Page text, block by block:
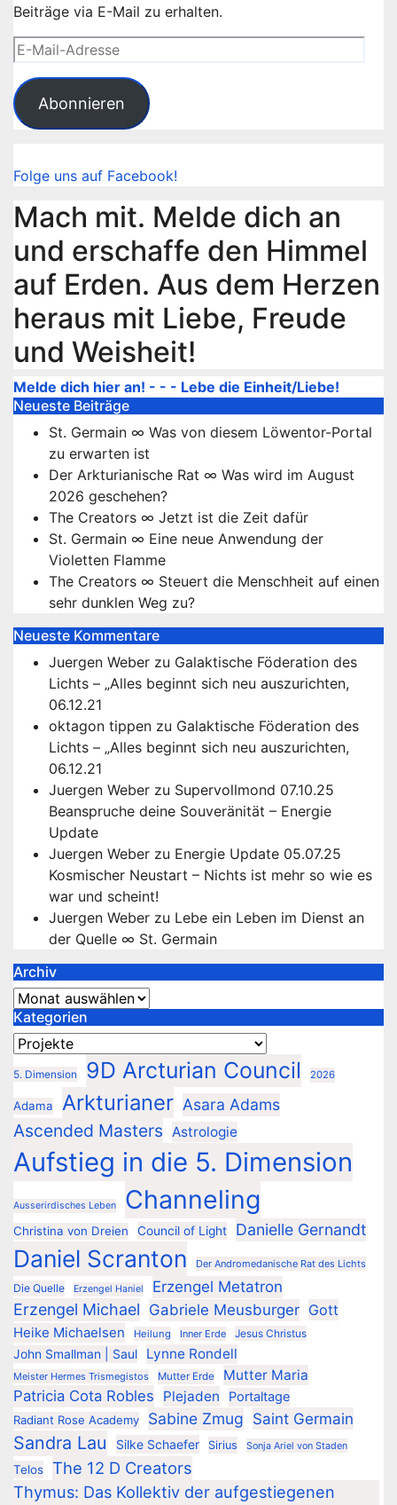
Beiträge via E-Mail zu erhalten.
E-
Mail-
Adresse
Abonnieren
Folge uns auf Facebook!
Mach mit. Melde dich an
und erschaffe den Himmel
auf Erden. Aus dem Herzen
heraus mit Liebe, Freude
und Weisheit!
Melde dich hier an! - - - Lebe die Einheit/Liebe!
Neueste Beiträge
St. Germain ∞ Was von diesem Löwentor-Portal
zu erwarten ist
Der Arkturianische Rat ∞ Was wird im August
2026 geschehen?
The Creators ∞ Jetzt ist die Zeit dafür
St. Germain ∞ Eine neue Anwendung der
Violetten Flamme
The Creators ∞ Steuert die Menschheit auf einen
sehr dunklen Weg zu?
Neueste Kommentare
Juergen Weber zu Galaktische Föderation des
Lichts – „Alles beginnt sich neu auszurichten,
06.12.21
oktagon tippen zu Galaktische Föderation des
Lichts – „Alles beginnt sich neu auszurichten,
06.12.21
Juergen Weber zu Supervollmond 07.10.25
Beanspruche deine Souveränität – Energie
Update
Juergen Weber zu Energie Update 05.07.25
Kosmischer Neustart – Nichts ist mehr so wie es
war und scheint!
Juergen Weber zu Lebe ein Leben im Dienst an
der Quelle ∞ St. Germain
Archiv
Archiv
Kategorien
Kategorien
5. Dimension 9D Arcturian Council 2026
Adama Arkturianer Asara Adams
Ascended Masters Astrologie
Aufstieg in die 5. Dimension
Ausserirdisches Leben Channeling
Christina von Dreien Council of Light Danielle Gernandt
Daniel Scranton Der Andromedanische Rat des Lichts
Die Quelle Erzengel Haniel Erzengel Metatron
Erzengel Michael Gabriele Meusburger Gott
Heike Michaelsen Heilung Inner Erde Jesus Christus
John Smallman | Saul Lynne Rondell
Meister Hermes Trismegistos Mutter Erde Mutter Maria
Patricia Cota Robles Plejaden Portaltage
Radiant Rose Academy Sabine Zmug Saint Germain
Sandra Lau Silke Schaefer Sirius Sonja Ariel von Staden
Telos
The 12 D Creators
Thymus: Das Kollektiv der aufgestiegenen